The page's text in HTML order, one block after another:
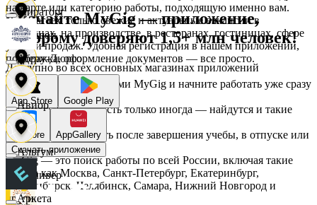
Ваншоп
Ворксистем
Гелиус
Гулливер
Мираторг
Абрау-Дюрсо
Авиор
Альтум
Аркета
на карте или категорию работы, подходящую именно вам.
Предлагаем только свежие и актуальные вакансии в
магазинах, на производстве, в ресторанах, гостиницах, сфере
услуг и продаж. Удобная регистрация в нашем приложении,
поддержка, оформление документов — все просто.
Воспользуйтесь услугами MyGig и начните работать уже сразу
после отклика.
А если нужна занятость только иногда — найдутся и такие
предложения.
Начните зарабатывать после завершения учебы, в отпуске или
в выходные.
MyGig — это поиск работы по всей России, включая такие
города как Москва, Санкт-Петербург, Екатеринбург,
Новосибирск, Челябинск, Самара, Нижний Новгород и
другие.
Скачайте MyGig — приложение,
которому доверяют 1,5+ млн человек!
Доступно во всех основных магазинах приложений
App Store Google Play
RuStore
AppGallery
Скачать приложение